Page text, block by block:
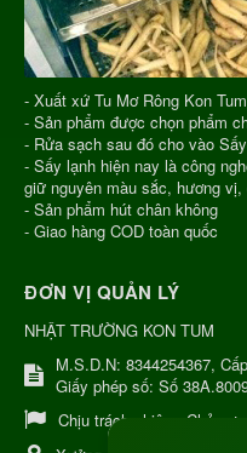
- Xuất xứ Tu Mơ Rông Kon Tum
- Sản phẩm được chọn phẩm
- Rửa sạch sau đó cho vào
- Sấy lạnh hiện nay là công
giữ nguyên màu sắc, hương
- Sản phẩm hút chân không
- Giao hàng COD toàn quốc
ĐƠN VỊ QUẢN LÝ
NHẬT TRƯỜNG KON TUM
M.S.D.N: 8344254367,
Giấy phép số: Số
Chịu trách nhiệm: Chủ cơ